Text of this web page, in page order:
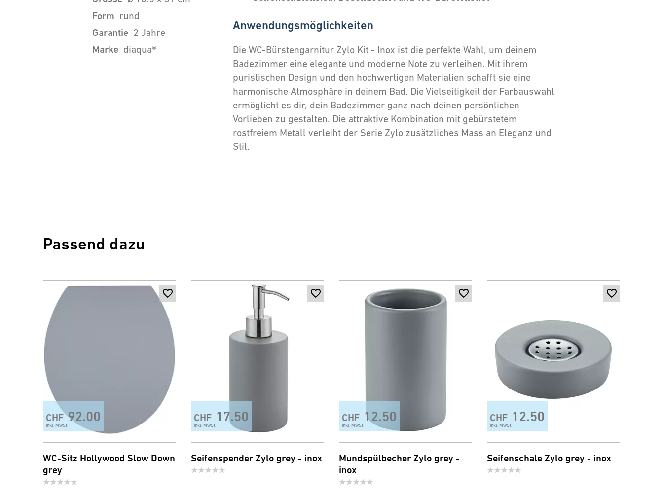
Form rund
Garantie 2 Jahre
Marke diaqua®
Anwendungsmöglichkeiten
Die WC-Bürstengarnitur Zylo Kit - Inox ist die perfekte Wahl, um deinem
Badezimmer eine elegante und moderne Note zu verleihen. Mit ihrem
puristischen Design und den hochwertigen Materialien schafft sie eine
harmonische Atmosphäre in deinem Bad. Die Vielseitigkeit der Farbauswahl
ermöglicht es dir, dein Badezimmer ganz nach deinen persönlichen
Vorlieben zu gestalten. Die attraktive Kombination mit gebürstetem
rostfreiem Metall verleiht der Serie Zylo zusätzliches Mass an Eleganz und
Stil.
Passend dazu
CHF 92.00
inkl. MwSt.
WC-Sitz Hollywood Slow Down
grey
CHF 17.50
inkl. MwSt.
Seifenspender Zylo grey - inox
CHF 12.50
inkl. MwSt.
Mundspülbecher Zylo grey -
inox
CHF 12.50
inkl. MwSt.
Seifenschale Zylo grey - inox